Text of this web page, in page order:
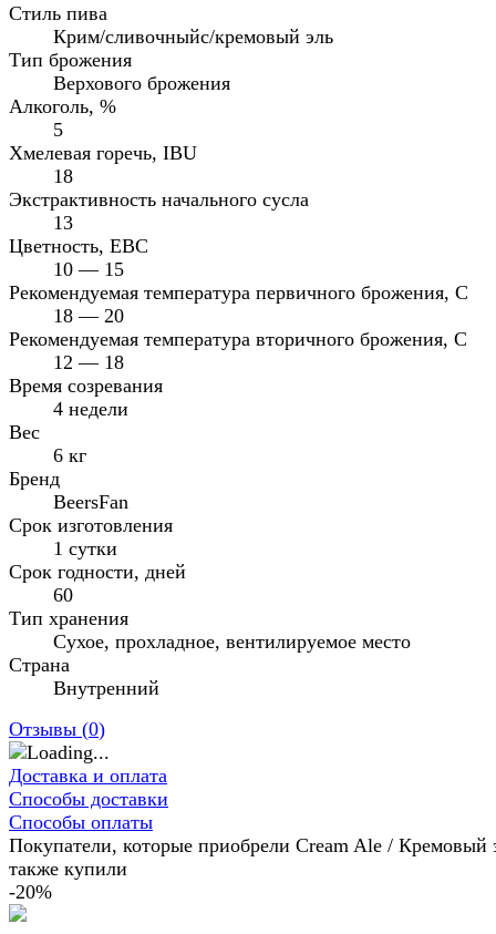
Стиль пива
Крим/сливочныйс/кремовый эль
Тип брожения
Верхового брожения
Алкоголь, %
5
Хмелевая горечь, IBU
18
Экстрактивность начального сусла
13
Цветность, EBC
10 — 15
Рекомендуемая температура первичного брожения, С
18 — 20
Рекомендуемая температура вторичного брожения, C
12 — 18
Время созревания
4 недели
Вес
6 кг
Бренд
BeersFan
Срок изготовления
1 сутки
Срок годности, дней
60
Тип хранения
Сухое, прохладное, вентилируемое место
Страна
Внутренний
Отзывы (0)
Доставка и оплата
Способы доставки
Способы оплаты
Покупатели, которые приобрели Cream Ale / Кремовый
также купили
-20%